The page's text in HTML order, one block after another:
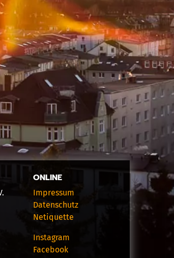
ONLINE
Impressum
Datenschutz
Netiquette
Instagram
Facebook